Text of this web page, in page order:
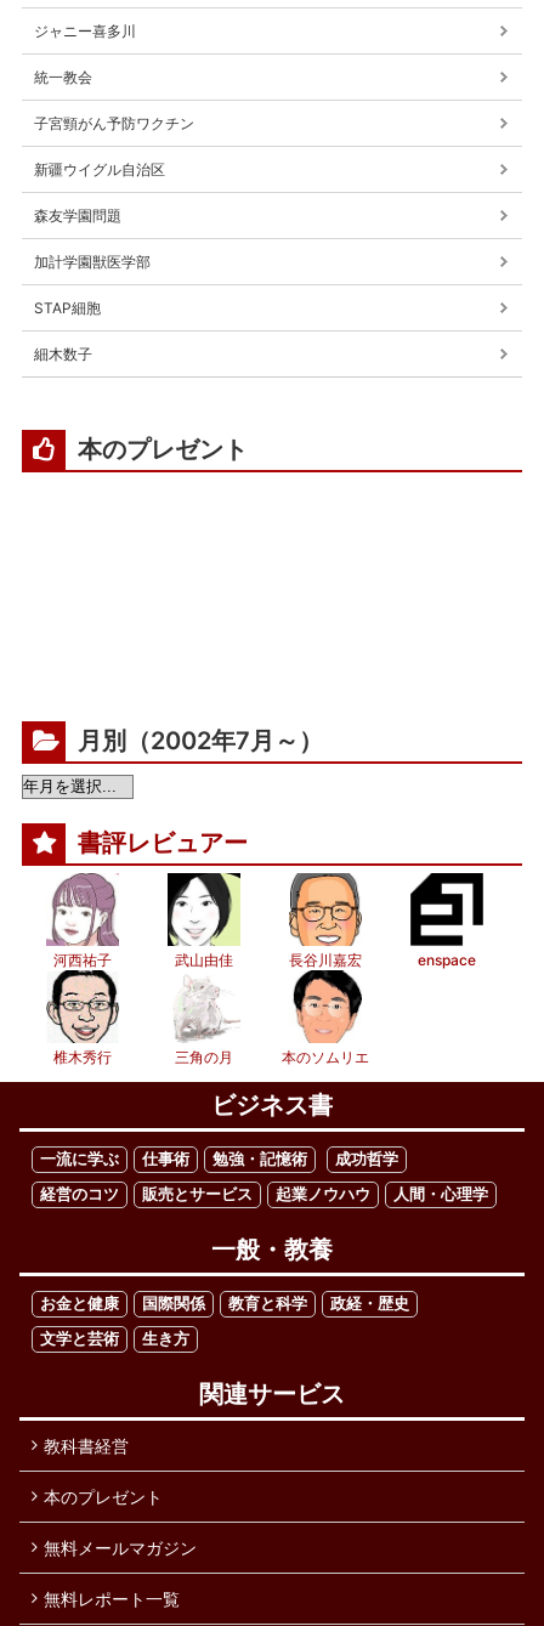
ジャニー喜多川
統一教会
子宮頸がん予防ワクチン
新疆ウイグル自治区
森友学園問題
加計学園獣医学部
STAP細胞
細木数子
本のプレゼント
月別（2002年7月～）
書評レビュアー
河西祐子 武山由佳 長谷川嘉宏 enspace
椎木秀行 三角の月 本のソムリエ
ビジネス書
一流に学ぶ 仕事術 勉強・記憶術
成功哲学
経営のコツ
販売とサービス 起業ノウハウ 人間・心理学
一般・教養
お金と健康 国際関係 教育と科学
政経・歴史
文学と芸術
生き方
関連サービス
教科書経営
本のプレゼント
無料メールマガジン
無料レポート一覧